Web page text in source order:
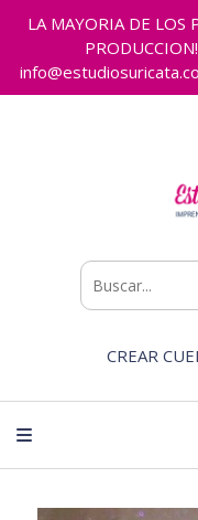
LA MAYORIA DE LOS
CREAR